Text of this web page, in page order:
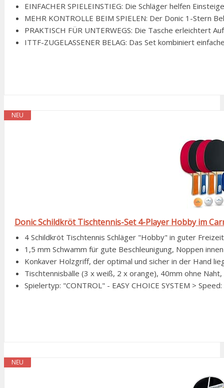
EINFACHER SPIELEINSTIEG: Die Schläger helfen
MEHR KONTROLLE BEIM SPIELEN: Der Donic 1-Stern
PRAKTISCH FÜR UNTERWEGS: Die Tasche erleichtert
ITTF-ZUGELASSENER BELAG: Das Set kombiniert
NEU
Donic Schildkröt Tischtennis-Set 4-Player Hobby im
4 Schildkröt Tischtennis Schläger "Hobby" in guter
1,5 mm Schwamm für gute Beschleunigung, Noppen
Konkaver Holzgriff, der optimal und sicher in der Hand
Tischtennisbälle (3 x weiß, 2 x orange), 40mm ohne
Spielertyp: "CONTROL" - EASY CHOICE SYSTEM >
NEU